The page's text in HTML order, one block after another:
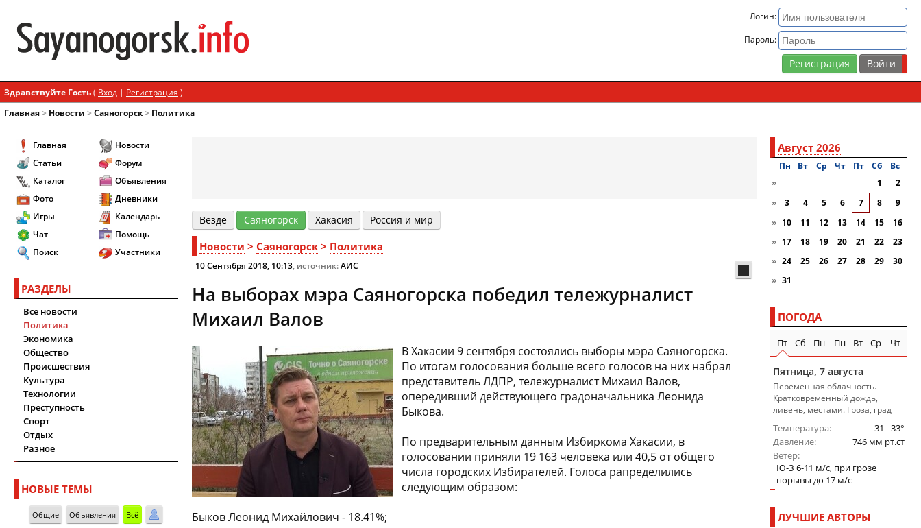
Логин:
Пароль:
Регистрация
Здравствуйте Гость( Вход | Регистрация )
Главная> Новости > Cаяногорск> Политика
Главная
Статьи
Каталог
Фото
Игры
Чат
Поиск
Новости
Форум
Объявления
Дневники
Календарь
Помощь
Участники
РАЗДЕЛЫ
Все новости
Политика
Экономика
Общество
Происшествия
Культура
Технологии
Преступность
Спорт
Отдых
Разное
НОВЫЕ ТЕМЫ
Общие Объявления Всё
Везде Cаяногорск Хакасия Россия и мир
Новости > Cаяногорск > Политика
10 Сентября 2018, 10:13, источник:АИС
На выборах мэра Саяногорска победил тележурналист
Михаил Валов
В Хакасии 9 сентября состоялись выборы мэра Саяногорска.
По итогам голосования больше всего голосов на них набрал
представитель ЛДПР, тележурналист Михаил Валов,
опередивший действующего градоначальника Леонида
Быкова.
По предварительным данным Избиркома Хакасии, в
голосовании приняли 19 163 человека или 40,5 от общего
числа городских Избирателей. Голоса рапределились
следующим образом:
Быков Леонид Михайлович - 18.41%;
Август 2026
Пн Вт Ср Чт Пт Сб
Вc
»
1
2
»
3 4 5 6 7 8
9
» 10 11 12 13 14 15
16
» 17 18 19 20 21 22
23
» 24 25 26 27 28 29
30
» 31
ПОГОДА
Пт Сб Пн Пн Вт Ср Чт
Пятница, 7 августа
Переменная облачность.
Кратковременный дождь,
ливень, местами. Гроза, град
Температура
31 - 33°
Давление
746 мм рт.ст
Ветер
Ю-З 6-11 м/c, при грозе
порывы до 17 м/c
ЛУЧШИЕ АВТОРЫ